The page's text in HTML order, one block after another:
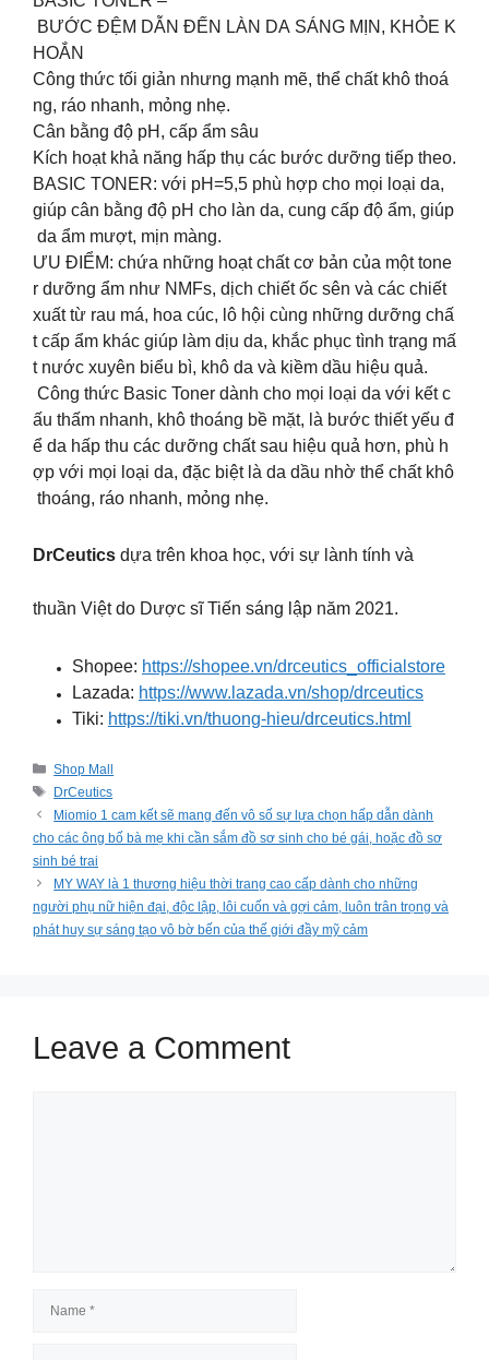
BƯỚC ĐỆM DẪN ĐẾN LÀN DA SÁNG MỊN, KHỎE K
HOẮN
Công thức tối giản nhưng mạnh mẽ, thể chất khô thoá
ng, ráo nhanh, mỏng nhẹ.
Cân bằng độ pH, cấp ẩm sâu
Kích hoạt khả năng hấp thụ các bước dưỡng tiếp theo.
BASIC TONER: với pH=5,5 phù hợp cho mọi loại da,
giúp cân bằng độ pH cho làn da, cung cấp độ ẩm, giúp
da ẩm mượt, mịn màng.
ƯU ĐIỂM: chứa những hoạt chất cơ bản của một tone
r dưỡng ẩm như NMFs, dịch chiết ốc sên và các chiết
xuất từ rau má, hoa cúc, lô hội cùng những dưỡng chấ
t cấp ẩm khác giúp làm dịu da, khắc phục tình trạng mấ
t nước xuyên biểu bì, khô da và kiềm dầu hiệu quả.
️ Công thức Basic Toner dành cho mọi loại da với kết c
ấu thấm nhanh, khô thoáng bề mặt, là bước thiết yếu đ
ể da hấp thu các dưỡng chất sau hiệu quả hơn, phù h
ợp với mọi loại da, đặc biệt là da dầu nhờ thể chất khô
thoáng, ráo nhanh, mỏng nhẹ.
DrCeutics dựa trên khoa học, với sự lành tính và
thuần Việt do Dược sĩ Tiến sáng lập năm 2021.
Shopee: https://shopee.vn/drceutics_officialstore
Lazada: https://www.lazada.vn/shop/drceutics
Tiki: https://tiki.vn/thuong-hieu/drceutics.html
Categories
Shop Mall
Tags
DrCeutics
Miomio 1 cam kết sẽ mang đến vô số sự lựa chọn hấp dẫn dành
cho các ông bố bà mẹ khi cần sắm đồ sơ sinh cho bé gái, hoặc đồ sơ
sinh bé trai
MY WAY là 1 thương hiệu thời trang cao cấp dành cho những
người phụ nữ hiện đại, độc lập, lôi cuốn và gợi cảm, luôn trân trọng và
phát huy sự sáng tạo vô bờ bến của thế giới đầy mỹ cảm
Leave a Comment